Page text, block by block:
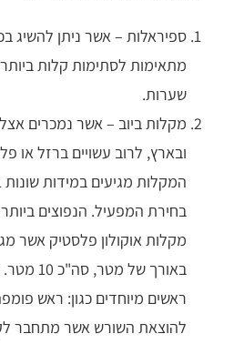
ספיראלות – אשר ניתן להשיג
מתאימות לסתימות קלות ביותר
שערות.
מקלות ביוב – אשר נמכרים
ובארץ, לרוב עשויים ברזל או
בחירת המפעיל. הנפוצים ביותר
באורך
ראשים מיוחדים כגון: ראש
להוצאת השורש אשר מתחבר